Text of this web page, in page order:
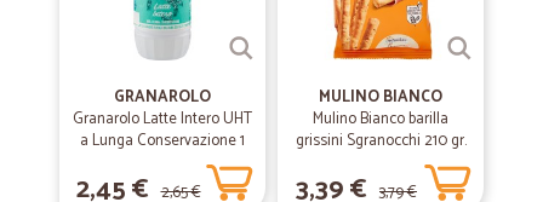
GRANAROLO
Granarolo Latte Intero UHT
a Lunga Conservazione 1
2,45 € 2,65 €
MULINO BIANCO
Mulino Bianco barilla
grissini Sgranocchi 210 gr.
3,39 € 3,79 €